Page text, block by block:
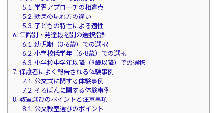
5.1. 学習アプローチの相違点
5.2. 効果の現れ方の違い
5.3. 子どもの特性による適性
6. 年齢別・発達段階別の選択指針
6.1. 幼児期（3-6歳）での選択
6.2. 小学校低学年（6-8歳）での選択
6.3. 小学校中学年以降（9歳以降）での選択
7. 保護者によく報告される体験事例
7.1. 公文式に関する体験事例
7.2. そろばんに関する体験事例
8. 教室選びのポイントと注意事項
8.1. 公文教室選びのポイント